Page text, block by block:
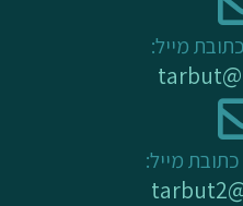
מייל:
מייל: